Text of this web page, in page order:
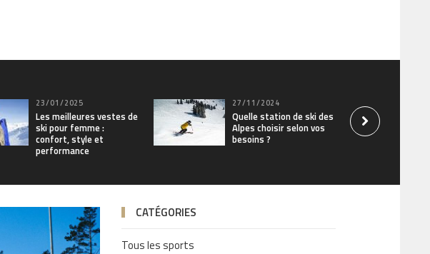
23/01/2025
Les meilleures vestes de
ski pour femme :
confort, style et
performance
27/11/2024
Quelle station de ski des
Alpes choisir selon vos
besoins ?
CATÉGORIES
Tous les sports